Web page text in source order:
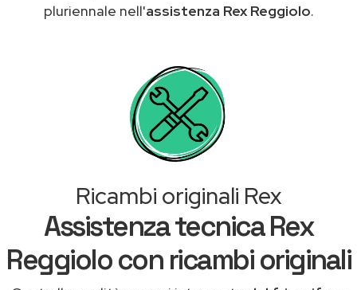
pluriennale nell'assistenza Rex Reggiolo.
Ricambi originali Rex
Assistenza tecnica Rex
Reggiolo con ricambi originali